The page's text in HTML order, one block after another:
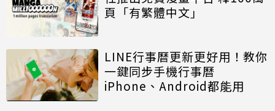
頁「有繁體中文」
LINE行事曆更新更好用！教你
一鍵同步手機行事曆
iPhone、Android都能用